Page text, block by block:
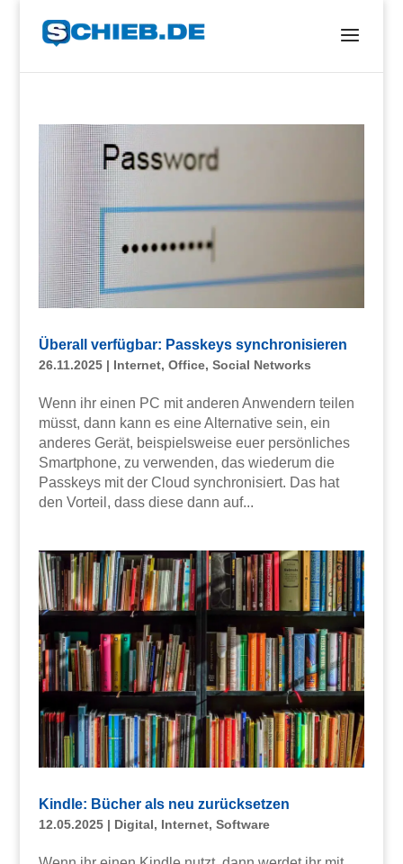
Überall verfügbar: Passkeys synchronisieren
26.11.2025| Internet, Office, Social Networks
Wenn ihr einen PC mit anderen Anwendern teilen
müsst, dann kann es eine Alternative sein, ein
anderes Gerät, beispielsweise euer persönliches
Smartphone, zu verwenden, das wiederum die
Passkeys mit der Cloud synchronisiert. Das hat
den Vorteil, dass diese dann auf...
Kindle: Bücher als neu zurücksetzen
12.05.2025| Digital, Internet, Software